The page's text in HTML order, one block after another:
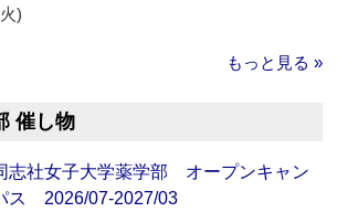
)
もっと見る »
催し物
志社女子大学薬学部 オープンキャン
ス 2026/07-2027/03